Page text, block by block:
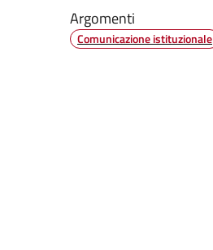
Argomenti
Comunicazione istituzionale